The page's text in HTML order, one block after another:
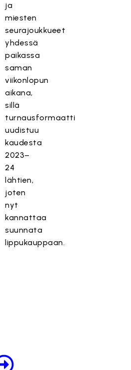
ja
miesten
seurajoukkueet
yhdessä
paikassa
saman
viikonlopun
aikana,
sillä
turnausformaatti
uudistuu
kaudesta
2023–
24
lähtien,
joten
nyt
kannattaa
suunnata
lippukauppaan.